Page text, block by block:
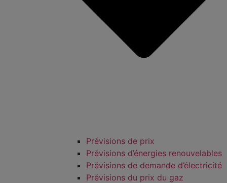
Prévisions de prix
Prévisions d’énergies renouvelables
Prévisions de demande d’électricité
Prévisions du prix du gaz